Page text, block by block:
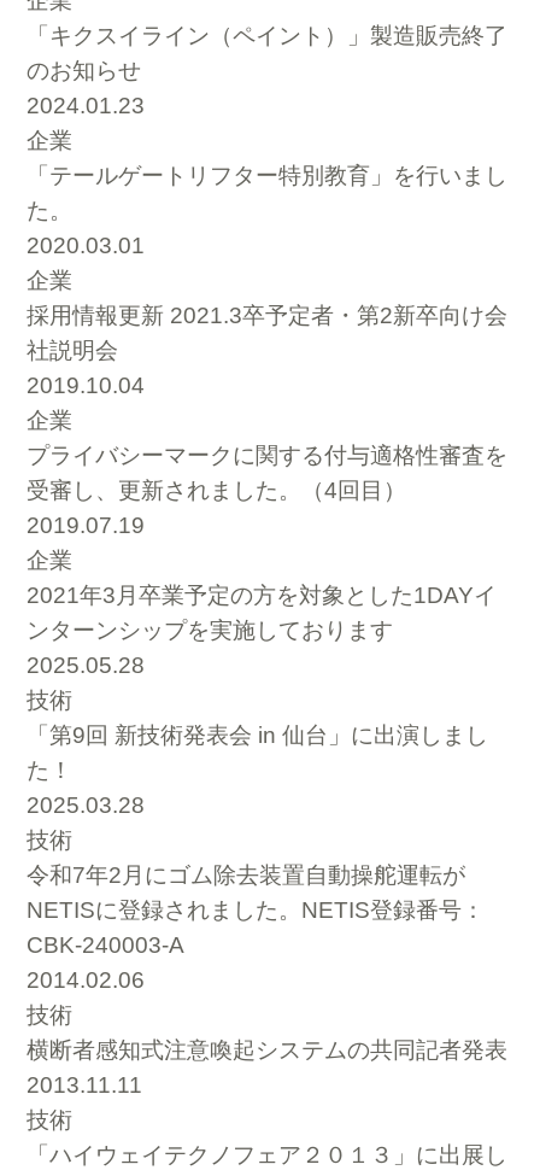
「キクスイライン（ペイント）」製造販売終了
のお知らせ
2024.01.23
企業
「テールゲートリフター特別教育」を行いまし
た。
2020.03.01
企業
採用情報更新 2021.3卒予定者・第2新卒向け会
社説明会
2019.10.04
企業
プライバシーマークに関する付与適格性審査を
受審し、更新されました。（4回目）
2019.07.19
企業
2021年3月卒業予定の方を対象とした1DAYイ
ンターンシップを実施しております
2025.05.28
技術
「第9回 新技術発表会 in 仙台」に出演しまし
た！
2025.03.28
技術
令和7年2月にゴム除去装置自動操舵運転が
NETISに登録されました。NETIS登録番号：
CBK-240003-A
2014.02.06
技術
横断者感知式注意喚起システムの共同記者発表
2013.11.11
技術
「ハイウェイテクノフェア２０１３」に出展し